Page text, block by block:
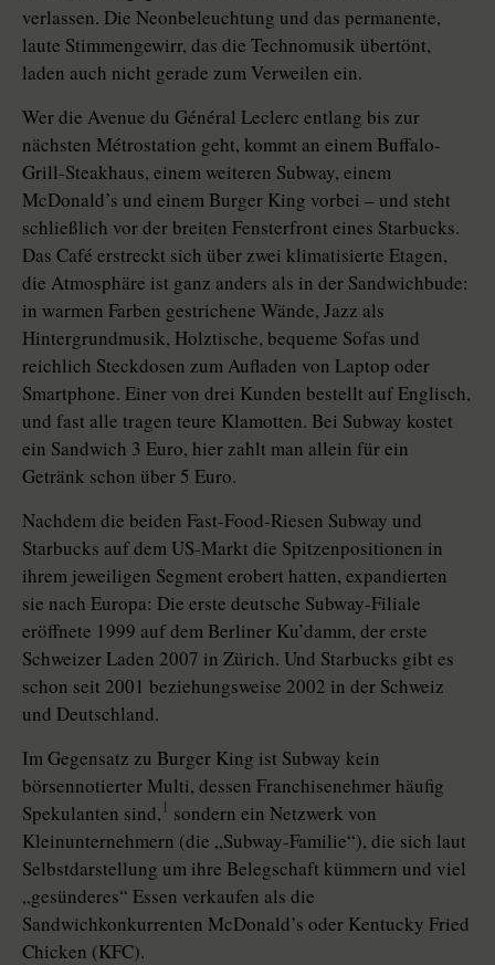
verlassen. Die Neonbeleuchtung und das permanente,
laute Stimmengewirr, das die Technomusik übertönt,
laden auch nicht gerade zum Verweilen ein.
Wer die Avenue du Général Leclerc entlang bis zur
nächsten Métrostation geht, kommt an einem Buffalo-
Grill-Steakhaus, einem weiteren Subway, einem
McDonald’s und einem Burger King vorbei – und steht
schließlich vor der breiten Fensterfront eines Starbucks.
Das Café erstreckt sich über zwei klimatisierte Etagen,
die Atmosphäre ist ganz anders als in der Sandwichbude:
in warmen Farben gestrichene Wände, Jazz als
Hintergrundmusik, Holztische, bequeme Sofas und
reichlich Steckdosen zum Aufladen von Laptop oder
Smartphone. Einer von drei Kunden bestellt auf Englisch,
und fast alle tragen teure Klamotten. Bei Subway kostet
ein Sandwich 3 Euro, hier zahlt man allein für ein
Getränk schon über 5 Euro.
Nachdem die beiden Fast-Food-Riesen Subway und
Starbucks auf dem US-Markt die Spitzenpositionen in
ihrem jeweiligen Segment erobert hatten, expandierten
sie nach Europa: Die erste deutsche Subway-Filiale
eröffnete 1999 auf dem Berliner Ku’damm, der erste
Schweizer Laden 2007 in Zürich. Und Starbucks gibt es
schon seit 2001 beziehungsweise 2002 in der Schweiz
und Deutschland.
Im Gegensatz zu Burger King ist Subway kein
börsennotierter Multi, dessen Franchisenehmer häufig
Spekulanten sind, 1 sondern ein Netzwerk von
Kleinunternehmern (die „Subway-Familie“), die sich laut
Selbstdarstellung um ihre Belegschaft kümmern und viel
„gesünderes“ Essen verkaufen als die
Sandwichkonkurrenten McDonald’s oder Kentucky Fried
Chicken (KFC).